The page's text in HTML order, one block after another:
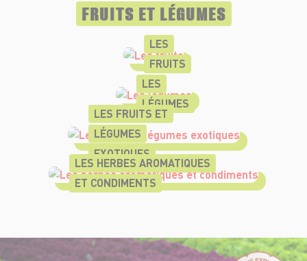
FRUITS ET LÉGUMES
LES
FRUITS
LES
LÉGUMES
LES FRUITS ET
LÉGUMES
EXOTIQUES
LES HERBES AROMATIQUES
ET CONDIMENTS